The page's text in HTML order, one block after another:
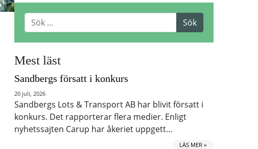
Mest läst
Sandbergs försatt i konkurs
20 juli, 2026
Sandbergs Lots & Transport AB har blivit försatt i
konkurs. Det rapporterar flera medier. Enligt
nyhetssajten Carup har åkeriet uppgett…
LÄS MER »